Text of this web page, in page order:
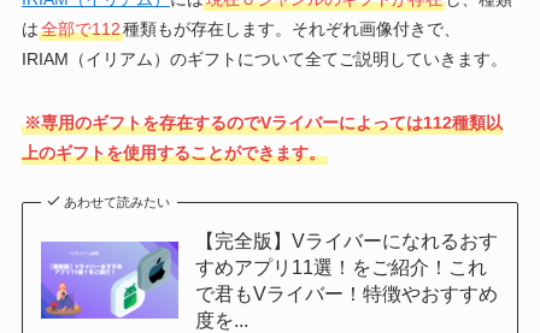
は全部で112種類もが存在します。それぞれ画像付きで、
IRIAM（イリアム）のギフトについて全てご説明していきます。
※専用のギフトを存在するのでVライバーによっては112種類以
上のギフトを使用することができます。
あわせて読みたい
【完全版】Vライバーになれるおす
すめアプリ11選！をご紹介！これ
で君もVライバー！特徴やおすすめ
度を...